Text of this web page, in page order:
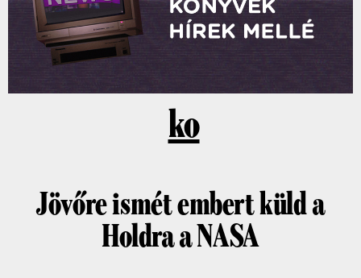
ko
Jövőre ismét embert küld a
Holdra a NASA